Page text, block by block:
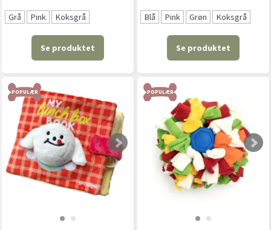
Grå Pink Koksgrå
Se produktet
Blå Pink Grøn Koksgrå
Se produktet
POPULÆR POPULÆR